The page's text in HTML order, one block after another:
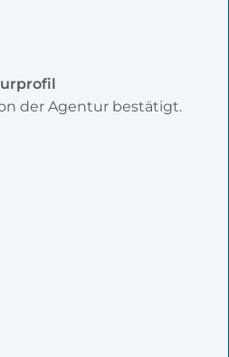
der Agentur bestätigt.